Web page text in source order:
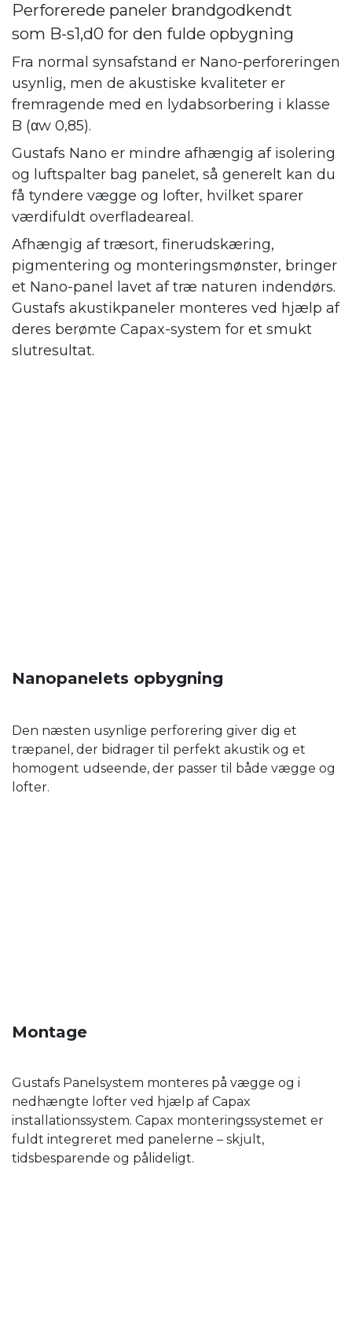
Perforerede paneler brandgodkendt
som B-s1,d0 for den fulde opbygning
Fra normal synsafstand er Nano-perforeringen
usynlig, men de akustiske kvaliteter er
fremragende med en lydabsorbering i klasse
B (αw 0,85).
Gustafs Nano er mindre afhængig af isolering
og luftspalter bag panelet, så generelt kan du
få tyndere vægge og lofter, hvilket sparer
værdifuldt overfladeareal.
Afhængig af træsort, finerudskæring,
pigmentering og monteringsmønster, bringer
et Nano-panel lavet af træ naturen indendørs.
Gustafs akustikpaneler monteres ved hjælp af
deres berømte Capax-system for et smukt
slutresultat.
Nanopanelets opbygning
Den næsten usynlige perforering giver dig et
træpanel, der bidrager til perfekt akustik og et
homogent udseende, der passer til både vægge og
lofter.
Montage
Gustafs Panelsystem monteres på vægge og i
nedhængte lofter ved hjælp af Capax
installationssystem. Capax monteringssystemet er
fuldt integreret med panelerne – skjult,
tidsbesparende og pålideligt.